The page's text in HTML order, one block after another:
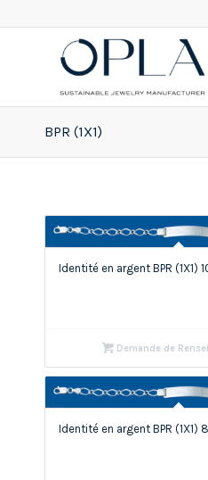
BPR (1X1)
Identité en argent BPR (1X1)
Demande de
Identité en argent BPR (1X1)